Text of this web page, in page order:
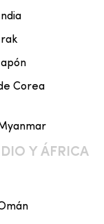
Corea
Y ÁFRICA